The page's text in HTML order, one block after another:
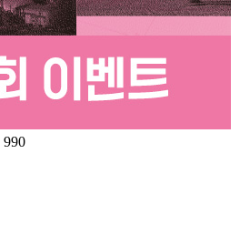
990